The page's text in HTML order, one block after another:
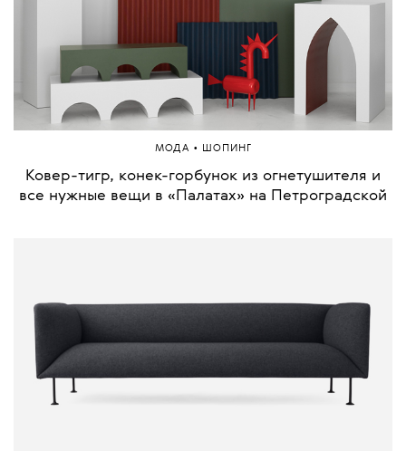
МОДА • ШОПИНГ
Ковер-тигр, конек-горбунок из огнетушителя и
все нужные вещи в «Палатах» на Петроградской